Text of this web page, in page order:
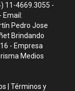
11-4669.3055 -
Email:
Pedro Jose
Brindando
- Empresa
Medios
|Términos y